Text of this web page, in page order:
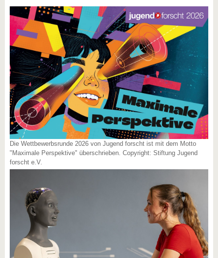
Die Wettbewerbsrunde 2026 von Jugend forscht ist mit dem Motto
"Maximale Perspektive" überschrieben. Copyright: Stiftung Jugend
forscht e.V.